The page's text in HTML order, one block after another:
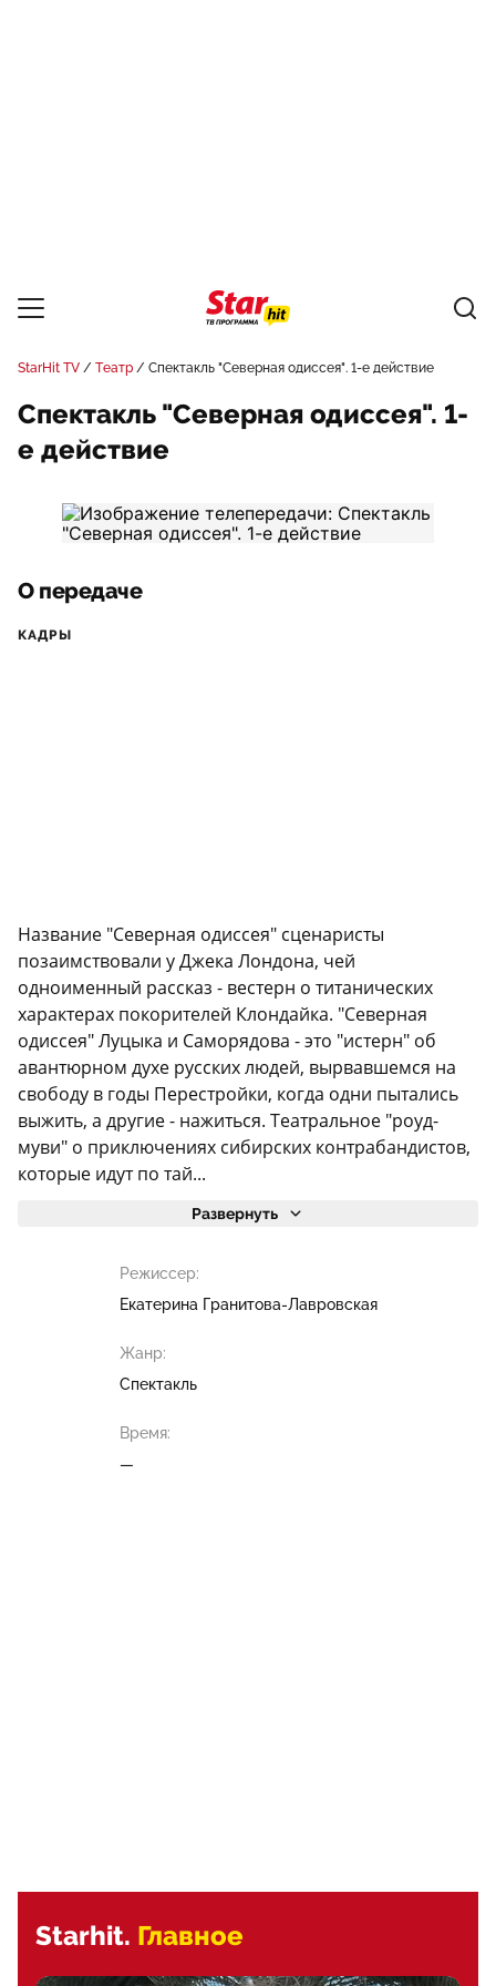
StarHit TV Театр Спектакль "Северная одиссея". 1-е действие
Спектакль "Северная одиссея". 1-
е действие
О передаче
КАДРЫ
Название "Северная одиссея" сценаристы
позаимствовали у Джека Лондона, чей
одноименный рассказ - вестерн о титанических
характерах покорителей Клондайка. "Северная
одиссея" Луцыка и Саморядова - это "истерн" об
авантюрном духе русских людей, вырвавшемся на
свободу в годы Перестройки, когда одни пытались
выжить, а другие - нажиться. Театральное "роуд-
муви" о приключениях сибирских контрабандистов,
которые идут по тай...
Развернуть
Режиссер:
Екатерина Гранитова-Лавровская
Жанр:
Спектакль
Время:
—
Starhit. Главное